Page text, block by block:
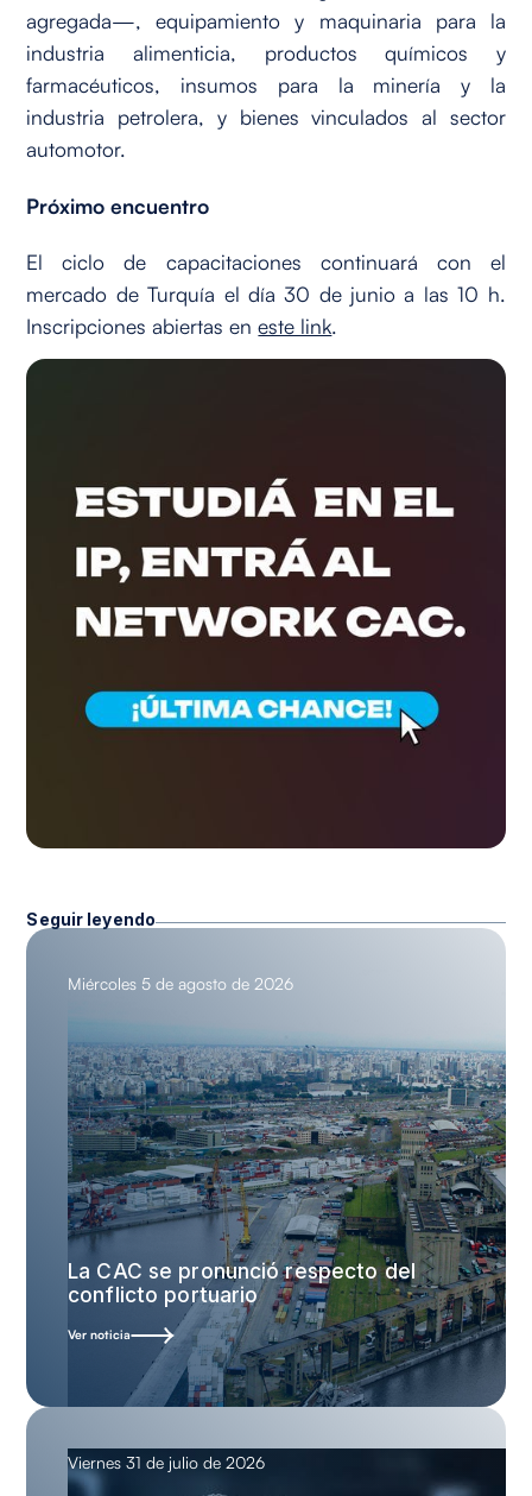
agregada—, equipamiento y maquinaria para la
industria alimenticia, productos químicos y
farmacéuticos, insumos para la minería y la
industria petrolera, y bienes vinculados al sector
automotor.
Próximo encuentro
El ciclo de capacitaciones continuará con el
mercado de Turquía el día 30 de junio a las 10 h.
Inscripciones abiertas eneste link.
Seguir leyendo
Miércoles 5 de agosto de 2026
La CAC se pronunció respecto del
conflicto portuario
Ver noticia
Viernes 31 de julio de 2026